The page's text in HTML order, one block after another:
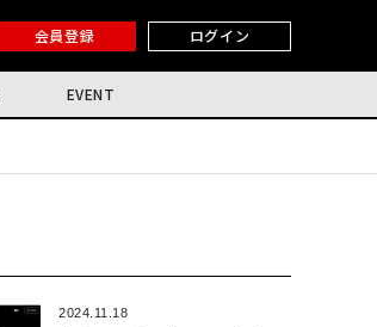
会員登録 ログイン
EVENT
2024.11.18